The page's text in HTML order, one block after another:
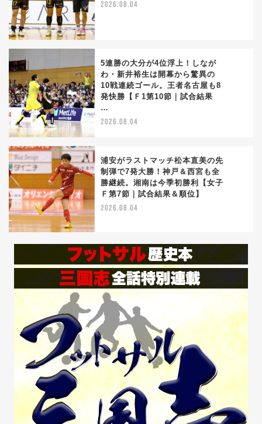
2026.08.04
5連勝の大分が4位浮上！しなが
わ・新井裕生は開幕から驚異の
10戦連続ゴール。王者名古屋も8
発快勝【Ｆ1第10節｜試合結果
…
2026.08.04
浦安がラストマッチ松本直美の先
制弾で7発大勝！神戸＆西宮も全
勝継続。湘南は今季初勝利【女子
Ｆ第7節｜試合結果＆順位】
2026.08.04